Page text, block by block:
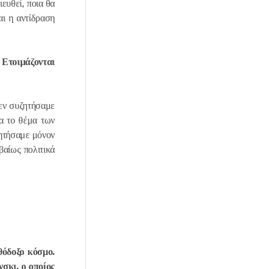
ποια θα
η αντίδραση
συζητήσαμε
το θέμα των
μόνον
πολιτικά
κόσμο.
ο οποίος